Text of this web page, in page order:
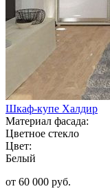
Шкаф-купе Халдир
Материал фасада:
Цветное стекло
Цвет:
Белый
от 60 000 руб.